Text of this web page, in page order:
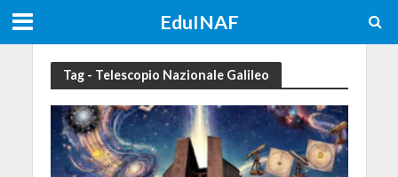
EduINAF
Tag - Telescopio Nazionale Galileo